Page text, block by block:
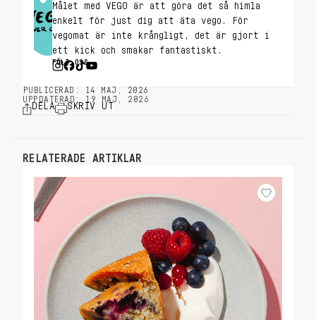
Målet med VEGO är att göra det så himla
enkelt för just dig att äta vego. För
vegomat är inte krångligt, det är gjort i
ett kick och smakar fantastiskt.
FÖLJ OSS
PUBLICERAD: 14 MAJ, 2026
UPPDATERAD: 19 MAJ, 2026
DELA SKRIV UT
RELATERADE ARTIKLAR